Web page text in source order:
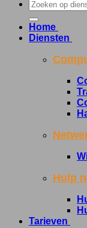
Home.
Diensten.
Hulp
Tarieven.